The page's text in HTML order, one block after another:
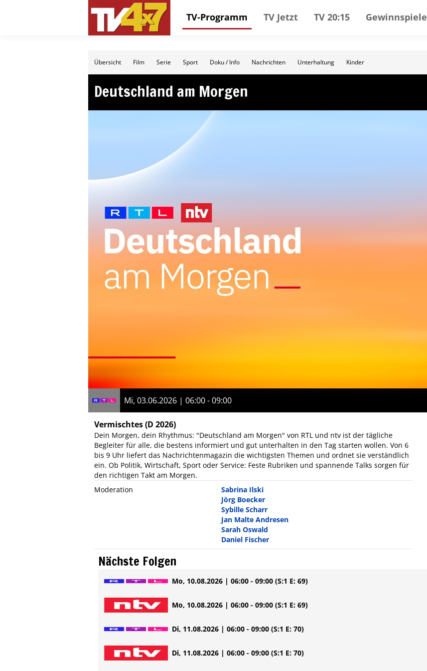
TV-Programm TV Jetzt TV 20:15 Gewinnspiele
Übersicht Film Serie Sport Doku / Info Nachrichten Unterhaltung Kinder
Deutschland am Morgen
Mi, 03.06.2026 | 06:00 - 09:00
Vermischtes(D 2026)
Dein Morgen, dein Rhythmus: "Deutschland am Morgen" von RTL und ntv ist der tägliche
Begleiter für alle, die bestens informiert und gut unterhalten in den Tag starten wollen. Von 6
bis 9 Uhr liefert das Nachrichtenmagazin die wichtigsten Themen und ordnet sie verständlich
ein. Ob Politik, Wirtschaft, Sport oder Service: Feste Rubriken und spannende Talks sorgen für
den richtigen Takt am Morgen.
Moderation
Sabrina Ilski
Jörg Boecker
Sybille Scharr
Jan Malte Andresen
Sarah Oswald
Daniel Fischer
Nächste Folgen
Mo, 10.08.2026 | 06:00 - 09:00 (S:1 E: 69)
Mo, 10.08.2026 | 06:00 - 09:00 (S:1 E: 69)
Di, 11.08.2026 | 06:00 - 09:00 (S:1 E: 70)
Di, 11.08.2026 | 06:00 - 09:00 (S:1 E: 70)